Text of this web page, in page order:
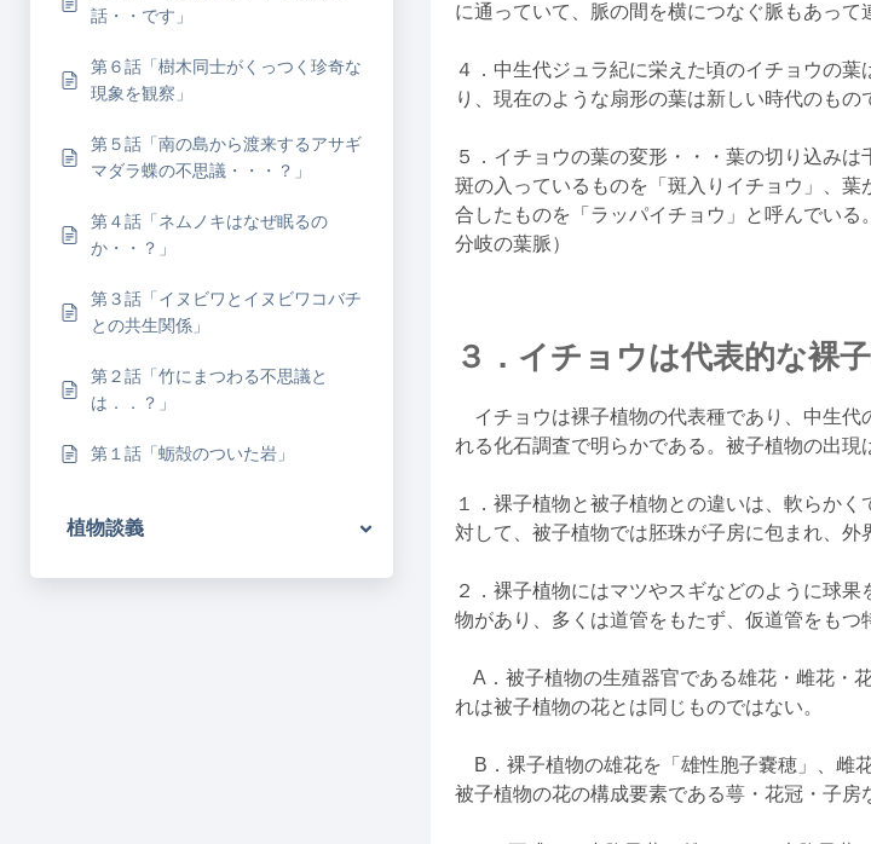
話・・です」
第６話「樹木同士がくっつく珍奇な
現象を観察」
第５話「南の島から渡来するアサギ
マダラ蝶の不思議・・・？」
第４話「ネムノキはなぜ眠るの
か・・？」
第３話「イヌビワとイヌビワコバチ
との共生関係」
第２話「竹にまつわる不思議と
は．．？」
第１話「蛎殻のついた岩」
植物談義
に通っていて、脈の間を横につなぐ脈もあって
４．中生代ジュラ紀に栄えた頃のイチョウの葉
り、現在のような扇形の葉は新しい時代のもの
５．イチョウの葉の変形・・・葉の切り込みは
斑の入っているものを「斑入りイチョウ」、葉
合したものを「ラッパイチョウ」と呼んでいる
分岐の葉脈）
３．イチョウは代表的な裸
イチョウは裸子植物の代表種であり、中生代
れる化石調査で明らかである。被子植物の出現
１．裸子植物と被子植物との違いは、軟らか
対して、被子植物では胚珠が子房に包まれ、外
２．裸子植物にはマツやスギなどのように球
物があり、多くは道管をもたず、仮道管をもつ
A．被子植物の生殖器官である雄花・雌花・
れは被子植物の花とは同じものではない。
B．裸子植物の雄花を「雄性胞子嚢穂」、雌
被子植物の花の構成要素である萼・花冠・子房